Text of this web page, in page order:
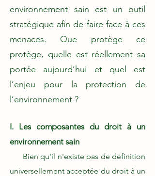
environnement sain est un outil
stratégique afin de faire face à ces
menaces. Que protège ce
protège, quelle est réellement sa
portée aujourd’hui et quel est
l’enjeu pour la protection de
l’environnement ?
I. Les composantes du droit à un
environnement sain
Bien qu'il n'existe pas de définition
universellement acceptée du droit à un